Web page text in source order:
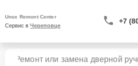
Unox Remont Center
Сервис в Череповце
+7
Ремонт или замена дверной